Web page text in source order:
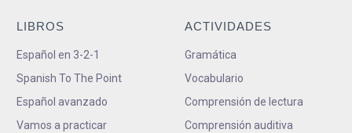
LIBROS
Español en 3-2-1
Spanish To The Point
Español avanzado
Vamos a practicar
ACTIVIDADES
Gramática
Vocabulario
Comprensión de lectura
Comprensión auditiva